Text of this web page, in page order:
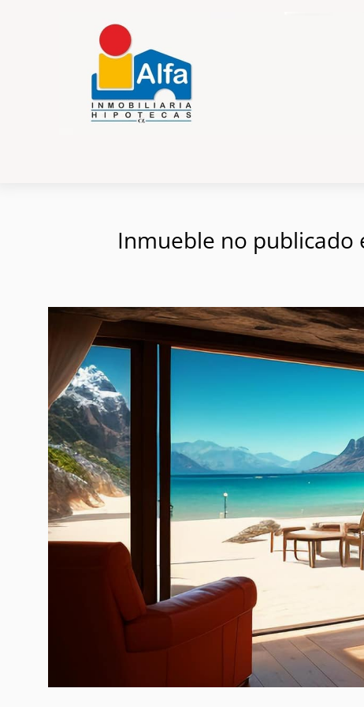
Inmueble no publicado